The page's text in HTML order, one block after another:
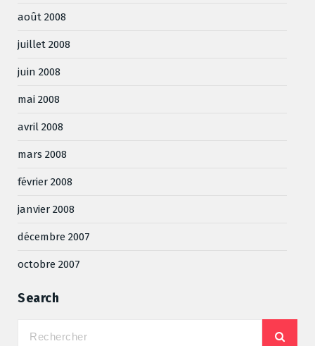
août 2008
juillet 2008
juin 2008
mai 2008
avril 2008
mars 2008
février 2008
janvier 2008
décembre 2007
octobre 2007
Search